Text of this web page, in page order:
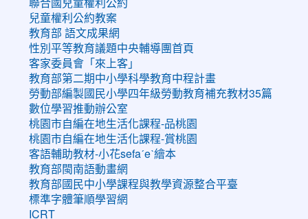
聯合國兒童權利公約
兒童權利公約教案
教育部 語文成果網
性別平等教育議題中央輔導團首頁
客家委員會「來上客」
教育部第二期中小學科學教育中程計畫
勞動部編製國民小學四年級勞動教育補充教材35篇
數位學習推動辦公室
桃園市自編在地生活化課程-品桃園
桃園市自編在地生活化課程-賞桃園
客語輔助教材-小花sefaˊeˋ繪本
教育部閩南語動畫網
教育部國民中小學課程與教學資源整合平臺
標準字體筆順學習網
ICRT